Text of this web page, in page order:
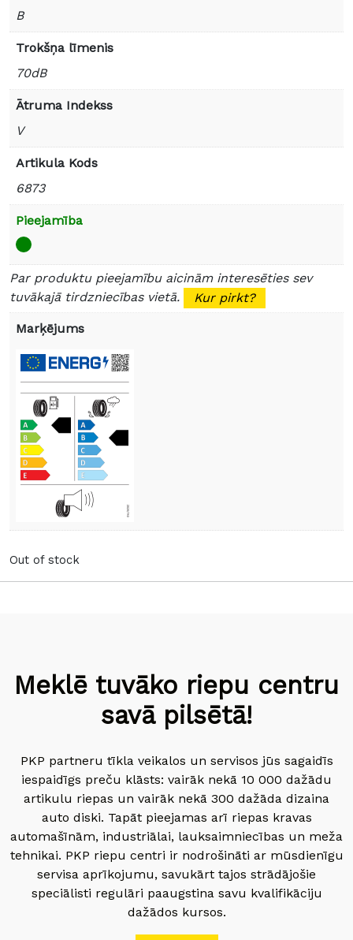
B
Trokšņa līmenis
70dB
Ātruma Indekss
V
Artikula Kods
6873
Pieejamība
Par produktu pieejamību aicinām interesēties sev
tuvākajā tirdzniecības vietā.
Kur pirkt?
Marķējums
Out of stock
Meklē tuvāko riepu centru
savā pilsētā!
PKP partneru tīkla veikalos un servisos jūs sagaidīs
iespaidīgs preču klāsts: vairāk nekā 10 000 dažādu
artikulu riepas un vairāk nekā 300 dažāda dizaina
auto diski. Tapāt pieejamas arī riepas kravas
automašīnām, industriālai, lauksaimniecības un meža
tehnikai. PKP riepu centri ir nodrošināti ar mūsdienīgu
servisa aprīkojumu, savukārt tajos strādājošie
speciālisti regulāri paaugstina savu kvalifikāciju
dažādos kursos.